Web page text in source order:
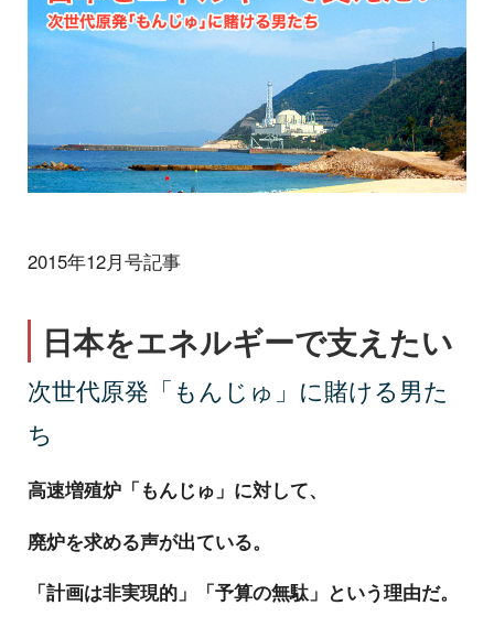
2015年12月号記事
日本をエネルギーで支えたい
次世代原発「もんじゅ」に賭ける男た
ち
高速増殖炉「もんじゅ」に対して、
廃炉を求める声が出ている。
「計画は非実現的」「予算の無駄」という理由だ。